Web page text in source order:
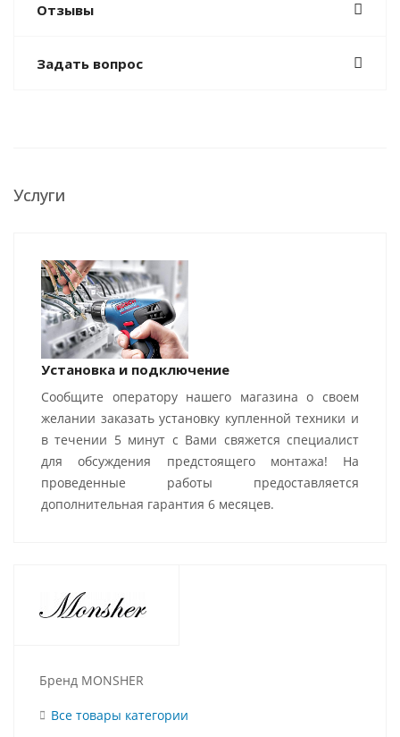
Отзывы
Задать вопрос
Услуги
Установка и подключение
Сообщите оператору нашего магазина о своем
желании заказать установку купленной техники и
в течении 5 минут с Вами свяжется специалист
для обсуждения предстоящего монтажа! На
проведенные работы предоставляется
дополнительная гарантия 6 месяцев.
Бренд MONSHER
Все товары категории